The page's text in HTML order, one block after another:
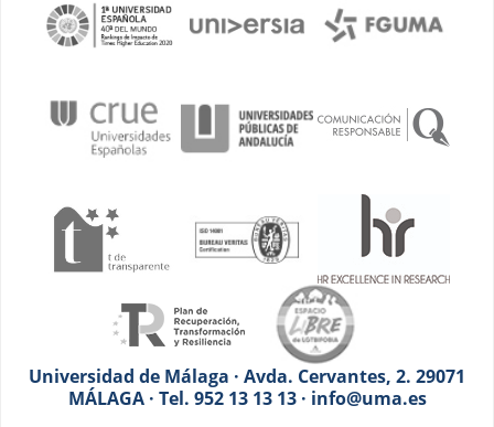
Universidad de Málaga · Avda. Cervantes, 2. 29071
MÁLAGA · Tel. 952 13 13 13 · info@uma.es